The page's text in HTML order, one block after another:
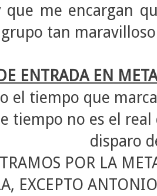
que me encargan
tan
ENTRADA EN
el tiempo que
tiempo no es el
disparo
POR LA
EXCEPTO